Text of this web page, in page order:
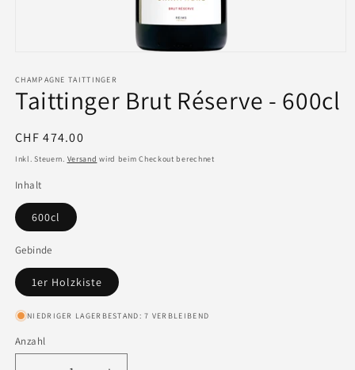
CHAMPAGNE TAITTINGER
Taittinger Brut Réserve - 600cl
Normaler
Preis
CHF 474.00
Inkl. Steuern. Versand wird beim Checkout berechnet
Inhalt
600cl
Gebinde
1er Holzkiste
NIEDRIGER LAGERBESTAND: 7 VERBLEIBEND
Anzahl
Anzahl